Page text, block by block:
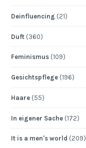
Deinfluencing (21)
Duft (360)
Feminismus (109)
Gesichtspflege (196)
Haare (55)
In eigener Sache (172)
It is a men's world (209)